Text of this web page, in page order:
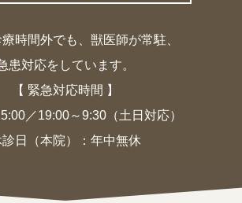
時間外でも、獣医師が常駐、
患対応をしています。
【 緊急対応時間 】
／19:00～9:30（土日対応）
診日（本院）：年中無休